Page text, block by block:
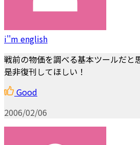
i''m english
戦前の物価を調べる基本ツールだと
是非復刊してほしい！
Good
2006/02/06